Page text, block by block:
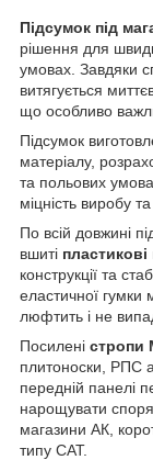
Підсумок під
рішення для
умовах. Завдяки
витягується
що особливо
Підсумок
матеріалу,
та польових
міцність виробу
По всій довжині
вшиті пластикові
конструкції та
еластичної гумки
люфтить і не
Посилені стропи
плитоноски, РПС
передній панелі
нарощувати
магазини АК,
типу САТ.